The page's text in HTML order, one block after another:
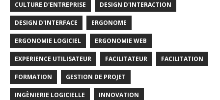
CULTURE D'ENTREPRISE DESIGN D'INTERACTION
DESIGN D'INTERFACE ERGONOME
ERGONOMIE LOGICIEL ERGONOMIE WEB
EXPERIENCE UTILISATEUR FACILITATEUR FACILITATION
FORMATION GESTION DE PROJET
INGÈNIERIE LOGICIELLE INNOVATION